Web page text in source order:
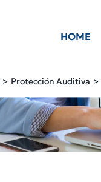
HOME
Protección Auditiva